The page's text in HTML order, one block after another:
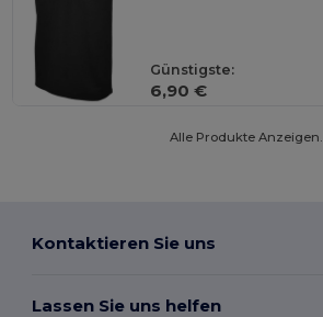
Günstigste:
6,90 €
Alle Produkte Anzeigen.
Kontaktieren Sie uns
Lassen Sie uns helfen